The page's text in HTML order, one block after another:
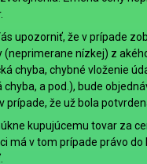
upozorniť, že v prípade
(neprimerane nízkej) z
chyba, chybné vloženie
a pod.), bude
prípade, že už bola
kupujúcemu tovar za
má v tom prípade právo do